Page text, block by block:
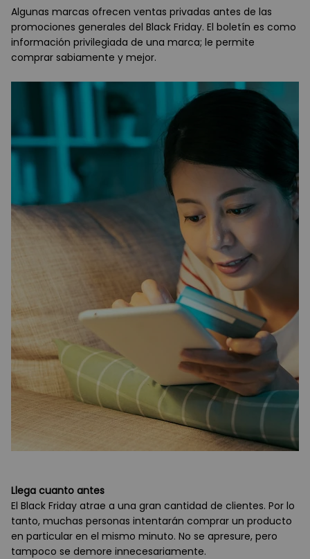
Algunas marcas ofrecen ventas privadas antes de las
promociones generales del Black Friday. El boletín es como
información privilegiada de una marca; le permite
comprar sabiamente y mejor.
Llega cuanto antes
El Black Friday atrae a una gran cantidad de clientes. Por lo
tanto, muchas personas intentarán comprar un producto
en particular en el mismo minuto. No se apresure, pero
tampoco se demore innecesariamente.